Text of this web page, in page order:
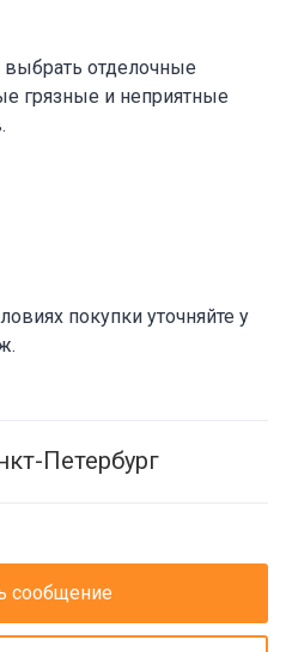
выбрать отделочные
грязные и неприятные
покупки уточняйте у
Петербург
сообщение